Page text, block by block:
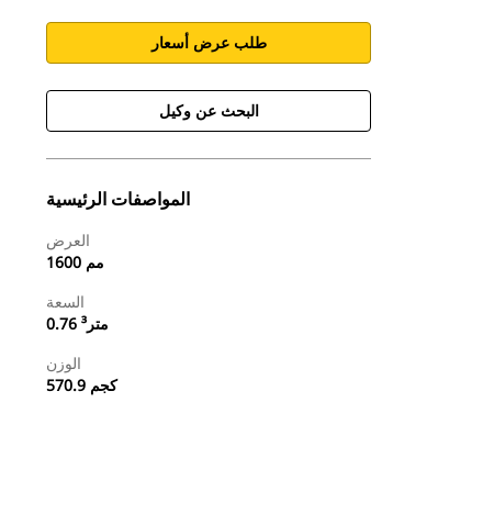
طلب عرض أسعار
البحث عن وكيل
المواصفات الرئيسية
العرض
1600 مم
السعة
0.76 متر³
الوزن
570.9 كجم